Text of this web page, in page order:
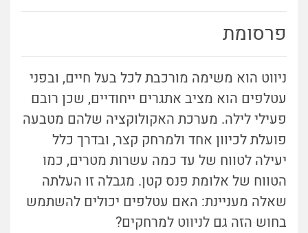
פרסומת
ניווט הוא משימה מורכבת לכל בעל חיים, ובפני
עטלפים הוא מציב אתגרים ייחודיים, שכן רובם
פעילי לילה. מערכת האקולוקציה שלהם מטבעה
פועלת לכיוון אחד ולמרחק קצר, ובדרך כלל
יעילה לטווח של עד כמה עשרות מטרים, כמו
הטווח של אלומת פנס קטן. מגבלה זו העלתה
שאלה מעניינת: האם עטלפים יכולים להשתמש
בחוש הזה גם לניווט למרחקים?